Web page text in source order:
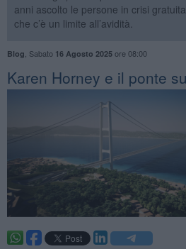
anni ascolto le persone in crisi
che c’è un limite all’avidità.
Blog Sabato 16 Agosto 2025ore 08:00
​Karen Horney e il ponte